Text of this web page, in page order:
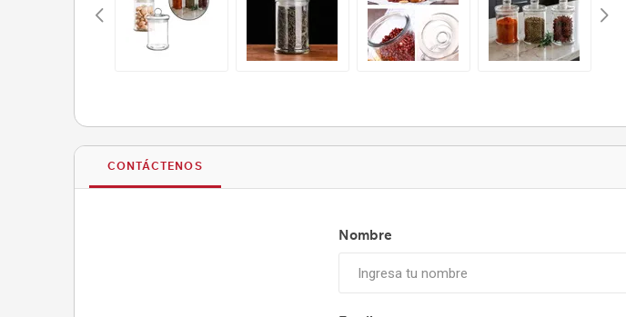
CONTÁCTENOS
Nombre